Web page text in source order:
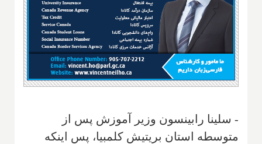
- سلینا رابینسون وزیر آموزش پس از
متوسطه استان بریتیش کلمبیا، پس اینکه